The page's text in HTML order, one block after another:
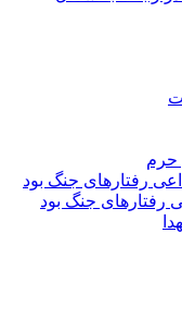
حرم
رفتارهای جنگ بود